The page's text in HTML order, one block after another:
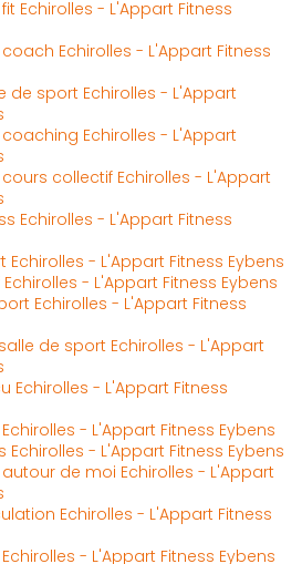
Echirolles - L'Appart Fitness
Echirolles - L'Appart Fitness
de sport Echirolles - L'Appart
Echirolles - L'Appart
collectif Echirolles - L'Appart
Echirolles - L'Appart Fitness
- L'Appart Fitness Eybens
- L'Appart Fitness Eybens
Echirolles - L'Appart Fitness
de sport Echirolles - L'Appart
Echirolles - L'Appart Fitness
- L'Appart Fitness Eybens
Echirolles - L'Appart Fitness Eybens
de moi Echirolles - L'Appart
Echirolles - L'Appart Fitness
- L'Appart Fitness Eybens